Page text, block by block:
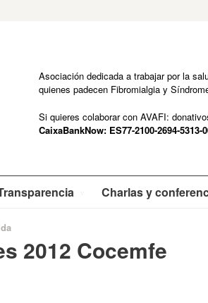
Asociación dedicada a trabajar por la
quienes padecen Fibromialgia y
Si quieres colaborar con AVAFI:
CaixaBankNow: ES77-2100-2694-5313-
Charlas y
2012 Cocemfe